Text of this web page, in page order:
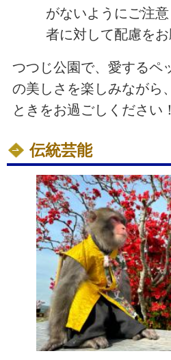
がないようにご注
者に対して配慮をお
つつじ公園で、愛するペ
の美しさを楽しみながら
ときをお過ごしください！
伝統芸能